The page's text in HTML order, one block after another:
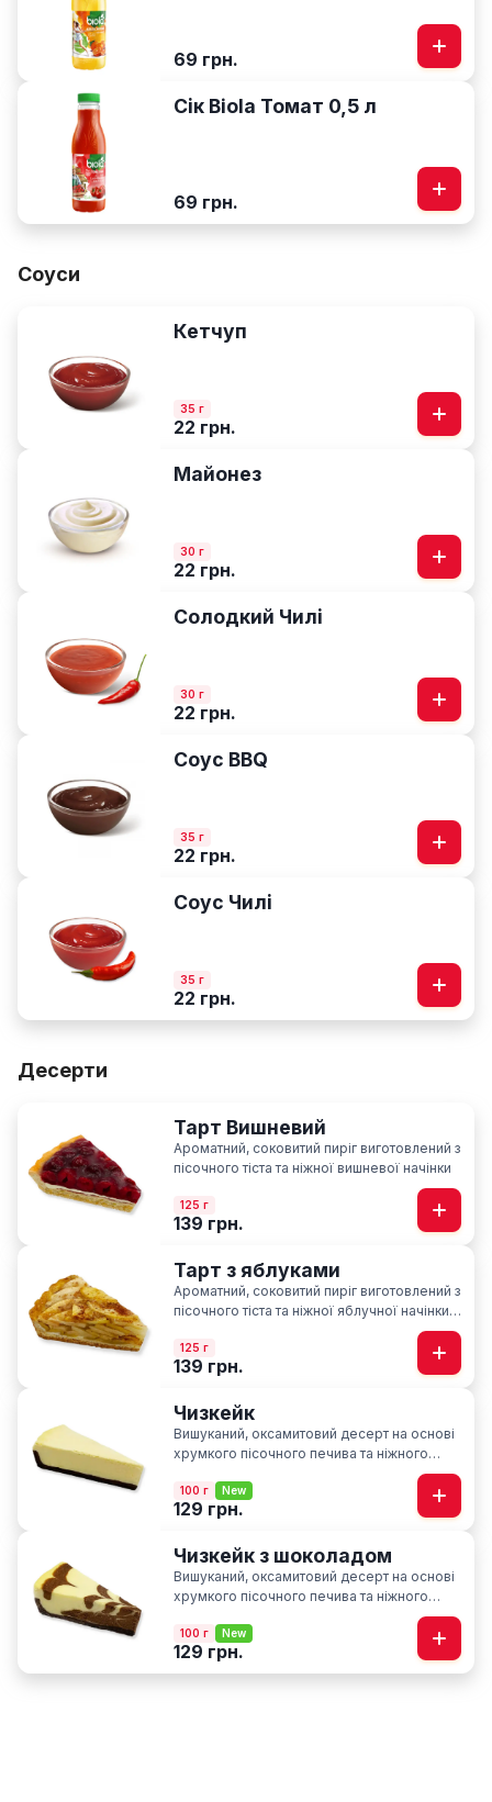
69 грн.
Сік Biola Томат 0,5 л
69 грн.
Соуси
Кетчуп
35 г
22 грн.
Майонез
30 г
22 грн.
Солодкий Чилі
30 г
22 грн.
Соус BBQ
35 г
22 грн.
Соус Чилі
35 г
22 грн.
Десерти
Тарт Вишневий
Ароматний, соковитий пиріг виготовлений з
пісочного тіста та ніжної вишневої начінки
125 г
139 грн.
Тарт з яблуками
Ароматний, соковитий пиріг виготовлений з
пісочного тіста та ніжної яблучної начінки із
125 г
139 грн.
Чизкейк
Вишуканий, оксамитовий десерт на основі
хрумкого пісочного печива та ніжного
100 г New
129 грн.
Чизкейк з шоколадом
Вишуканий, оксамитовий десерт на основі
хрумкого пісочного печива та ніжного
вершкового сиру з нотками шоколаду
100 г New
129 грн.